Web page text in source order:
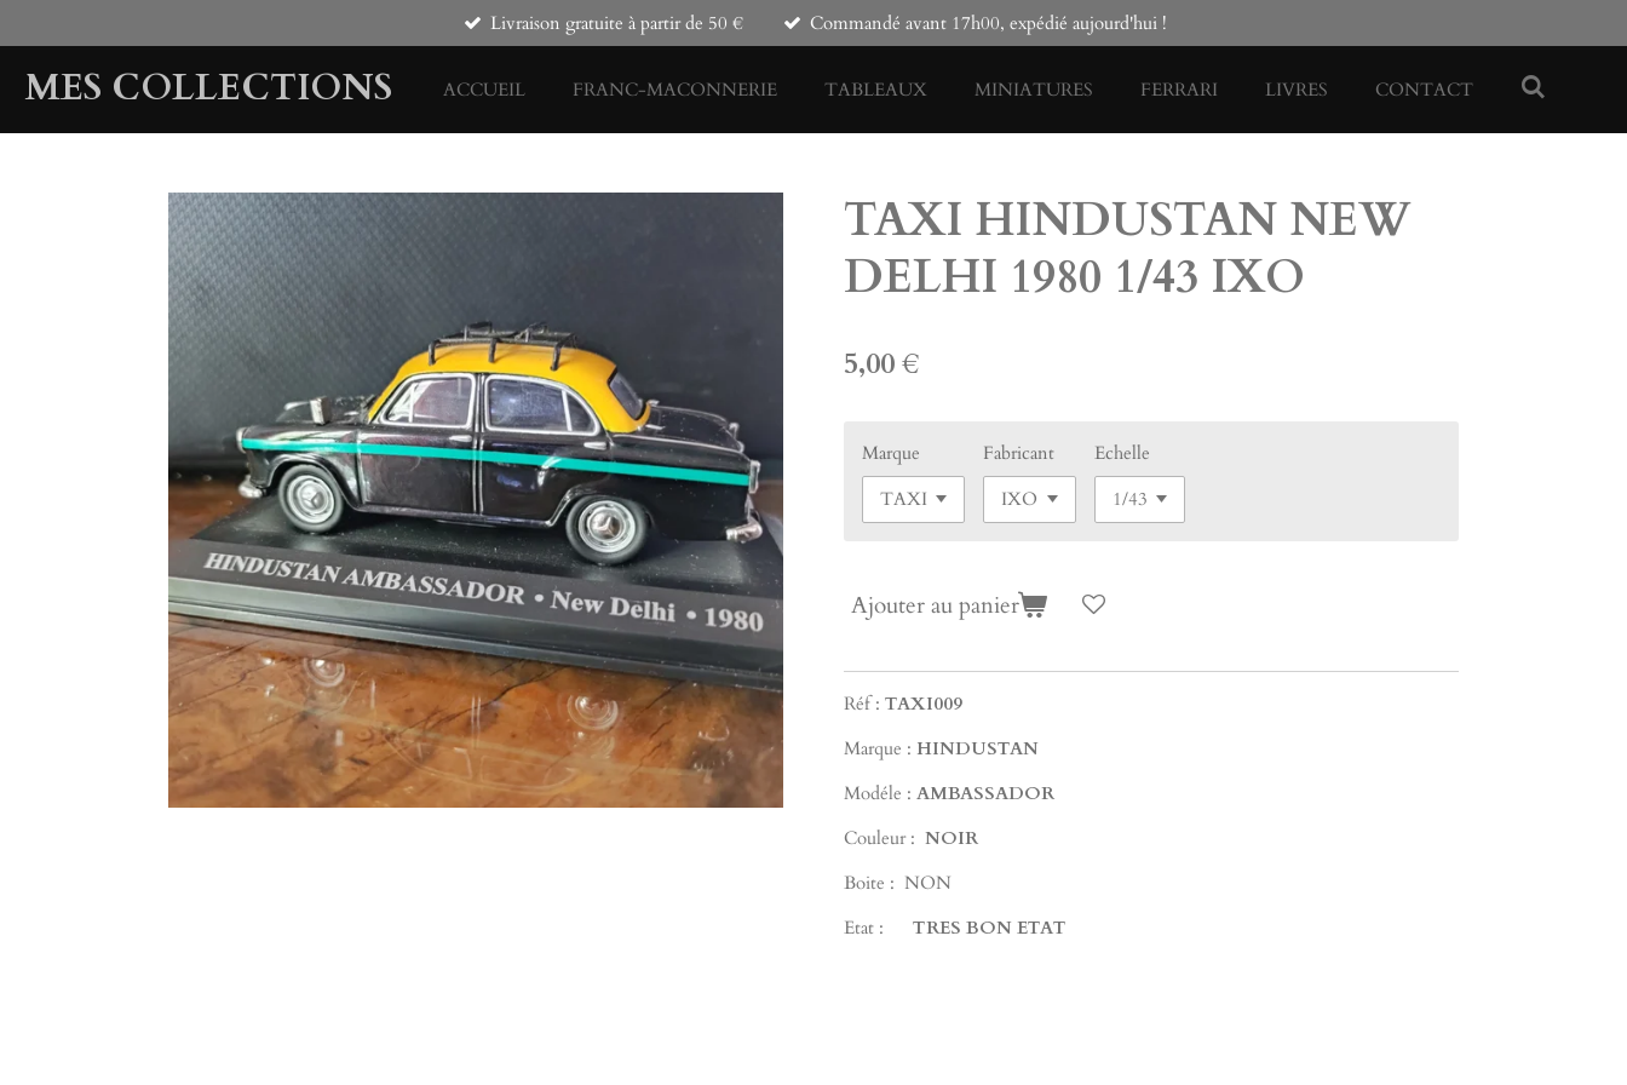
au
contenu
principal
Livraison gratuite à partir de 50 € Commandé avant 17h00, expédié aujourd'hui !
MES COLLECTIONS ACCUEIL FRANC-MACONNERIE TABLEAUX MINIATURES FERRARI LIVRES CONTACT
TAXI HINDUSTAN NEW
DELHI 1980 1/43 IXO
5,00 €
Marque Fabricant Echelle
Ajouter au panier
Réf : TAXI009
Marque : HINDUSTAN
Modéle : AMBASSADOR
Couleur : NOIR
Boite : NON
Etat :
TRES BON ETAT